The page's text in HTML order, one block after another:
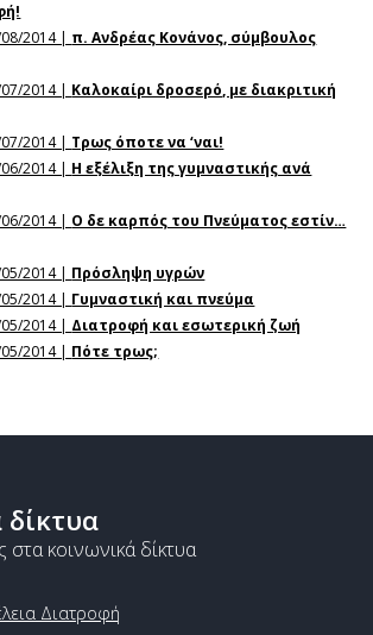
2014 | π. Ανδρέας Κονάνος, σύμβουλος
2014 | Καλοκαίρι δροσερό, με διακριτική
2014 | Τρως όποτε να ‘ναι!
2014 | Η εξέλιξη της γυμναστικής ανά
2014 | O δε καρπός του Πνεύματος εστίν…
2014 | Πρόσληψη υγρών
2014 | Γυμναστική και πνεύμα
2014 | Διατροφή και εσωτερική ζωή
2014 | Πότε τρως;
δίκτυα
κοινωνικά δίκτυα
Διατροφή